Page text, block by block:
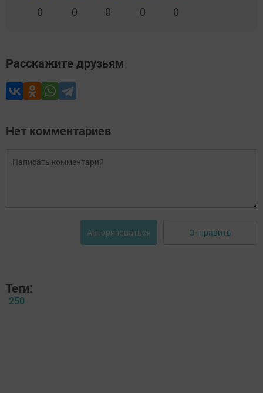
0 0 0 0 0
Расскажите друзьям
Нет комментариев
Авторизоваться Отправить
Теги:
250